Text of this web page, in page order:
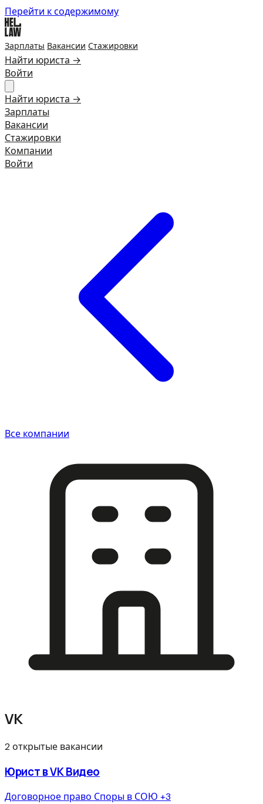
Перейти к содержимому
Зарплаты Вакансии Стажировки
Найти юриста →
Войти
Найти юриста →
Зарплаты
Вакансии
Стажировки
Компании
Войти
Все компании
VK
2 открытые вакансии
Юрист в VK Видео
Договорное право Споры в СОЮ +3